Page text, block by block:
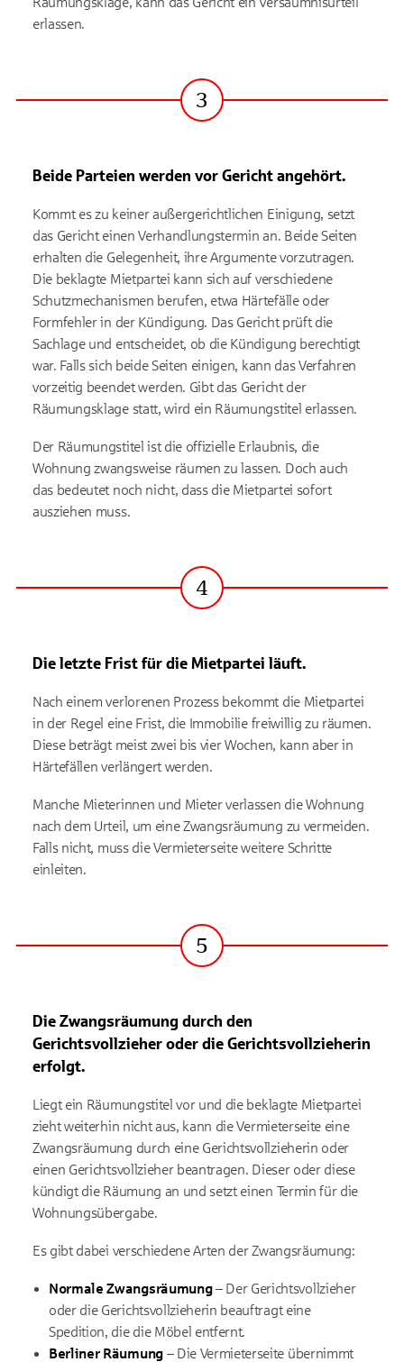
erlassen.
Schritt
3
Beide Parteien werden vor Gericht angehört.
Kommt es zu keiner außergerichtlichen Einigung, setzt
das Gericht einen Verhandlungstermin an. Beide Seiten
erhalten die Gelegenheit, ihre Argumente vorzutragen.
Die beklagte Mietpartei kann sich auf verschiedene
Schutzmechanismen berufen, etwa Härtefälle oder
Formfehler in der Kündigung. Das Gericht prüft die
Sachlage und entscheidet, ob die Kündigung berechtigt
war. Falls sich beide Seiten einigen, kann das Verfahren
vorzeitig beendet werden. Gibt das Gericht der
Räumungsklage statt, wird ein Räumungstitel erlassen.
Der Räumungstitel ist die offizielle Erlaubnis, die
Wohnung zwangsweise räumen zu lassen. Doch auch
das bedeutet noch nicht, dass die Mietpartei sofort
ausziehen muss.
Schritt
4
Die letzte Frist für die Mietpartei läuft.
Nach einem verlorenen Prozess bekommt die Mietpartei
in der Regel eine Frist, die Immobilie freiwillig zu räumen.
Diese beträgt meist zwei bis vier Wochen, kann aber in
Härtefällen verlängert werden.
Manche Mieterinnen und Mieter verlassen die Wohnung
nach dem Urteil, um eine Zwangsräumung zu vermeiden.
Falls nicht, muss die Vermieterseite weitere Schritte
einleiten.
Schritt
5
Die Zwangsräumung durch den
Gerichtsvollzieher oder die Gerichtsvollzieherin
erfolgt.
Liegt ein Räumungstitel vor und die beklagte Mietpartei
zieht weiterhin nicht aus, kann die Vermieterseite eine
Zwangsräumung durch eine Gerichtsvollzieherin oder
einen Gerichtsvollzieher beantragen. Dieser oder diese
kündigt die Räumung an und setzt einen Termin für die
Wohnungsübergabe.
Es gibt dabei verschiedene Arten der Zwangsräumung:
Normale Zwangsräumung– Der Gerichtsvollzieher
oder die Gerichtsvollzieherin beauftragt eine
Spedition, die die Möbel entfernt.
Berliner Räumung– Die Vermieterseite übernimmt